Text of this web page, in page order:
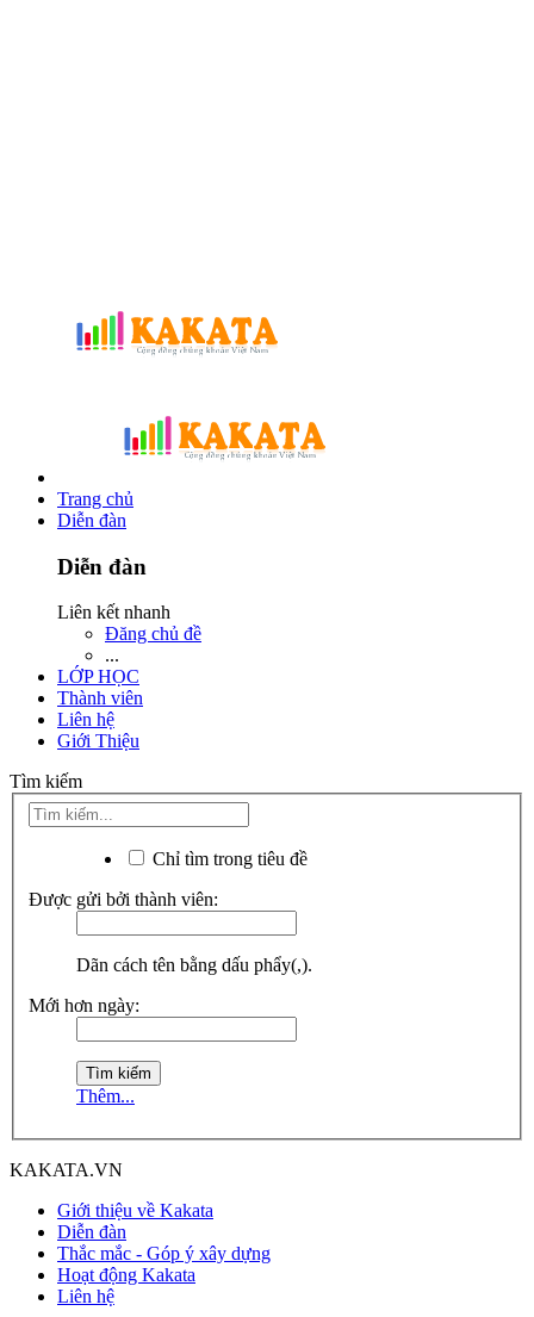
Trang chủ
Diễn đàn
Diễn đàn
Liên kết nhanh
Đăng chủ đề
...
LỚP HỌC
Thành viên
Liên hệ
Giới Thiệu
Tìm kiếm
Chỉ tìm trong tiêu đề
Được gửi bởi thành viên:
Dãn cách tên bằng dấu phẩy(,).
Mới hơn ngày:
Thêm...
KAKATA.VN
Giới thiệu về Kakata
Diễn đàn
Thắc mắc - Góp ý xây dựng
Hoạt động Kakata
Liên hệ